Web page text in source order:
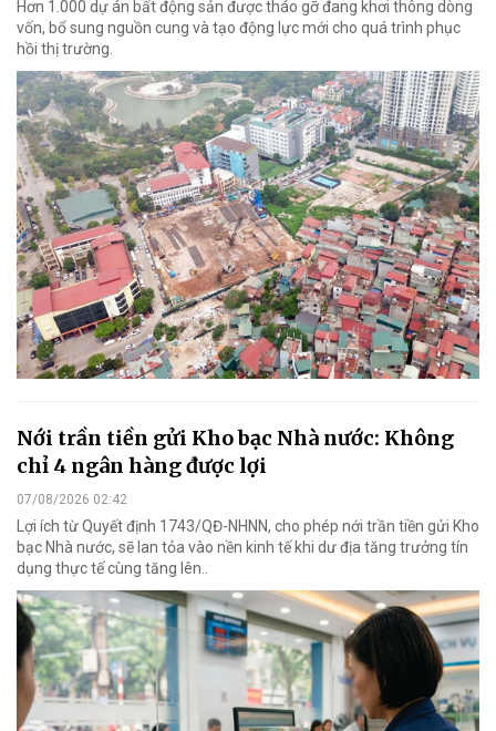
Hơn 1.000 dự án bất động sản được tháo gỡ đang khơi thông dòng
vốn, bổ sung nguồn cung và tạo động lực mới cho quá trình phục
hồi thị trường.
Nới trần tiền gửi Kho bạc Nhà nước: Không
chỉ 4 ngân hàng được lợi
07/08/2026 02:42
Lợi ích từ Quyết định 1743/QĐ-NHNN, cho phép nới trần tiền gửi Kho
bạc Nhà nước, sẽ lan tỏa vào nền kinh tế khi dư địa tăng trưởng tín
dụng thực tế cùng tăng lên..